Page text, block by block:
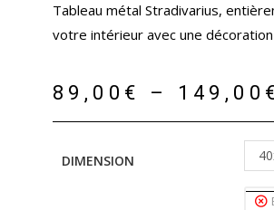
sur 5
notation
Tableau métal Stradivarius,
votre intérieur avec une
89,00 € – 149,00
DIMENSION